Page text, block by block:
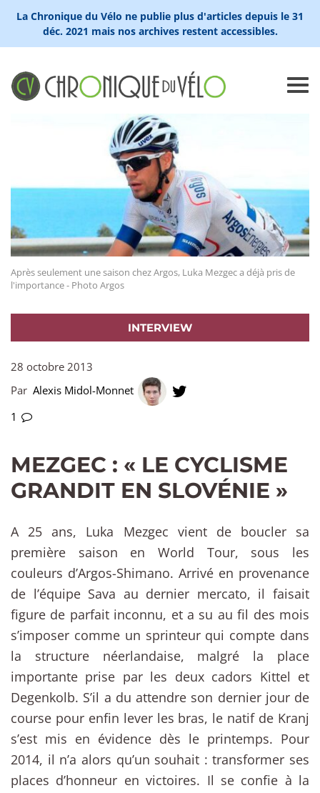
La Chronique du Vélo ne publie plus d'articles depuis le 31
déc. 2021 mais nos archives restent accessibles.
Après seulement une saison chez Argos, Luka Mezgec a déjà pris de
l'importance - Photo Argos
INTERVIEW
28 octobre 2013
Par Alexis Midol-Monnet
1
MEZGEC : « LE CYCLISME
GRANDIT EN SLOVÉNIE »
A 25 ans, Luka Mezgec vient de boucler sa
première saison en World Tour, sous les
couleurs d’Argos-Shimano. Arrivé en provenance
de l’équipe Sava au dernier mercato, il faisait
figure de parfait inconnu, et a su au fil des mois
s’imposer comme un sprinteur qui compte dans
la structure néerlandaise, malgré la place
importante prise par les deux cadors Kittel et
Degenkolb. S’il a du attendre son dernier jour de
course pour enfin lever les bras, le natif de Kranj
s’est mis en évidence dès le printemps. Pour
2014, il n’a alors qu’un souhait : transformer ses
places d’honneur en victoires. Il se confie à la